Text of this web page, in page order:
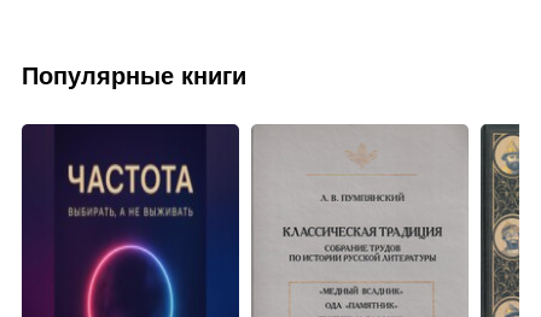
Популярные книги